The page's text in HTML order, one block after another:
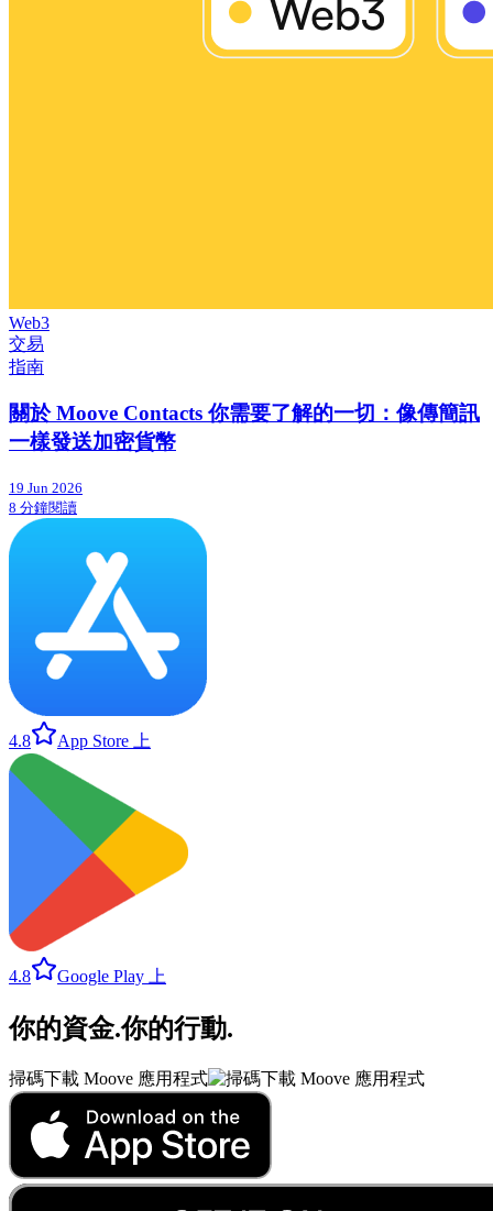
Web3
交易
指南
關於 Moove Contacts 你需要了解的一切：像傳簡訊
一樣發送加密貨幣
19 Jun 2026
8 分鐘閱讀
4.8 App Store 上
4.8 Google Play 上
你的資金.你的行動.
掃碼下載 Moove 應用程式